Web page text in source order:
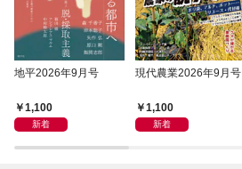
地平2026年9月号
1,100
新着
現代農業2026年9月号
1,100
新着